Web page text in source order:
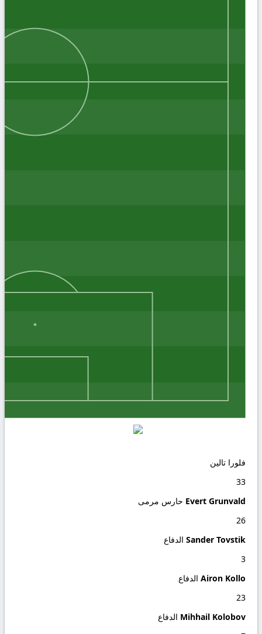
فلورا تالين
33
Evert Grunvald حارس مرمى
26
Sander Tovstik الدفاع
3
Airon Kollo الدفاع
23
Mihhail Kolobov الدفاع